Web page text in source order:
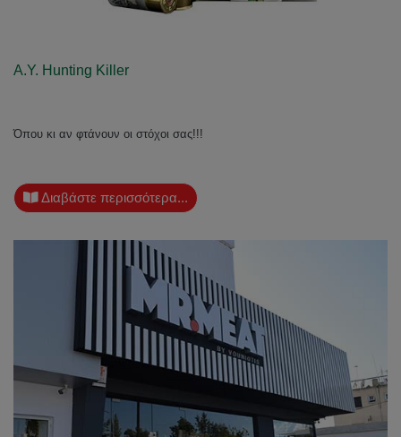
A.Y. Hunting Killer
Όπου κι αν φτάνουν οι στόχοι σας!!!
Διαβάστε περισσότερα...